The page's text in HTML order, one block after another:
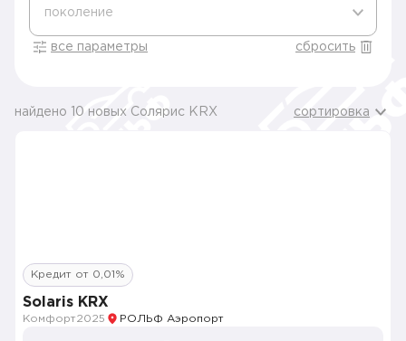
поколение
все параметры сбросить
найдено 10 новых Солярис KRX сортировка
Кредит от 0,01%
Solaris KRX
Комфорт2025 РОЛЬФ Аэропорт